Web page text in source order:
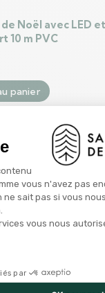
Noël avec LED et
10 m PVC
panier
de Noël 6
et traîneau 2160
panier
64 cm LED